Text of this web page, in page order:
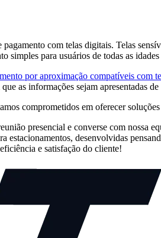
com telas digitais. Telas
simples para usuários de todas as
por aproximação compatíveis com
as informações sejam apresentadas
comprometidos em oferecer
presencial e converse com nossa
desenvolvidas
e satisfação do cliente!